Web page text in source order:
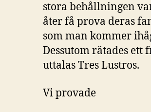
stora behållningen
åter få prova deras
som man kommer
Dessutom rätades ett
uttalas Tres Lustros.
Vi provade